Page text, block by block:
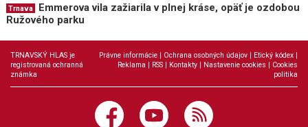
Trnava
Emmerova vila zažiarila v plnej kráse, opäť je ozdobou
Ružového parku
TRNAVSKÝ HLAS je
registrovaná ochranná
známka
Právne informácie | Ochrana osobných údajov | Etický kódex |
Reklama | RSS | Kontakty | Nastavenie cookies | Cookies
politika